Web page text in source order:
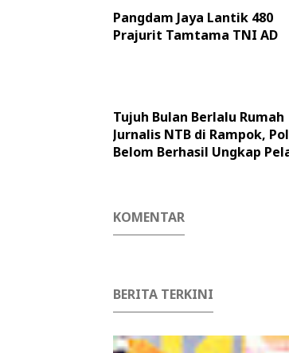
Pangdam Jaya Lantik 480
Prajurit Tamtama TNI AD
Tujuh Bulan Berlalu Rumah
Jurnalis NTB di Rampok,
Belom Berhasil Ungkap
KOMENTAR
BERITA TERKINI